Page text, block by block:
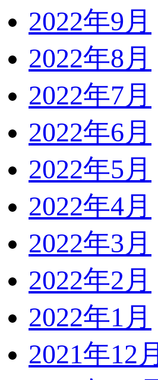
2022年9月
2022年8月
2022年7月
2022年6月
2022年5月
2022年4月
2022年3月
2022年2月
2022年1月
2021年12月